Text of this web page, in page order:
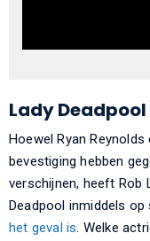
Lady Deadpool
Hoewel Ryan
bevestiging hebben
verschijnen, heeft Rob
Deadpool inmiddels
het geval is. Welke